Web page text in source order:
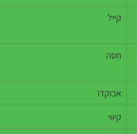
קייל
חסה
אבוקדו
קיווי